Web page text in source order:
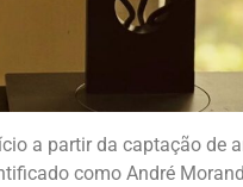
a partir da captação de
como André